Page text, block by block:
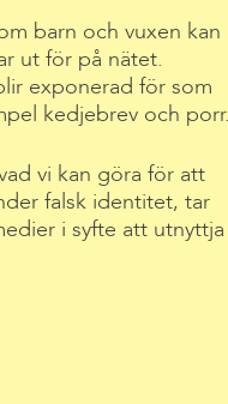
barn och vuxen kan
ut för på nätet.
exponerad för som
kedjebrev och porr.
vi kan göra för att
falsk identitet, tar
i syfte att utnyttja